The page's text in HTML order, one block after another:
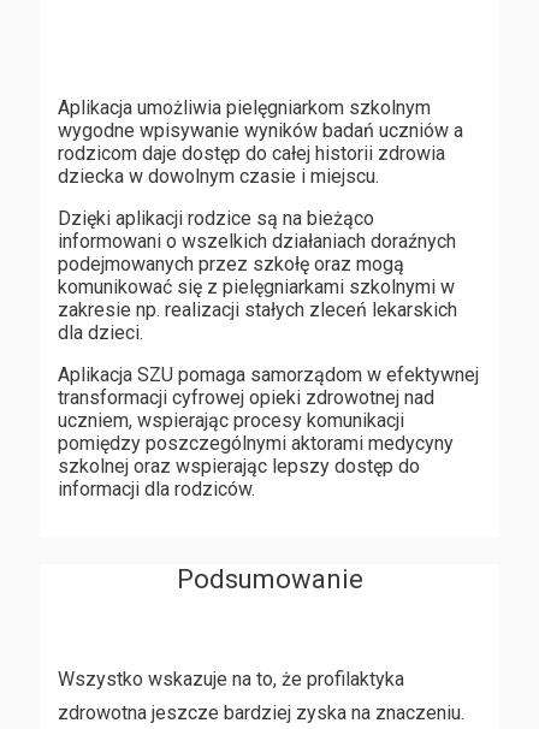
Aplikacja umożliwia pielęgniarkom szkolnym
wygodne wpisywanie wyników badań uczniów a
rodzicom daje dostęp do całej historii zdrowia
dziecka w dowolnym czasie i miejscu.
Dzięki aplikacji rodzice są na bieżąco
informowani o wszelkich działaniach doraźnych
podejmowanych przez szkołę oraz mogą
komunikować się z pielęgniarkami szkolnymi w
zakresie np. realizacji stałych zleceń lekarskich
dla dzieci.
Aplikacja SZU pomaga samorządom w efektywnej
transformacji cyfrowej opieki zdrowotnej nad
uczniem, wspierając procesy komunikacji
pomiędzy poszczególnymi aktorami medycyny
szkolnej oraz wspierając lepszy dostęp do
informacji dla rodziców.
Podsumowanie
Wszystko wskazuje na to, że profilaktyka
zdrowotna jeszcze bardziej zyska na znaczeniu.